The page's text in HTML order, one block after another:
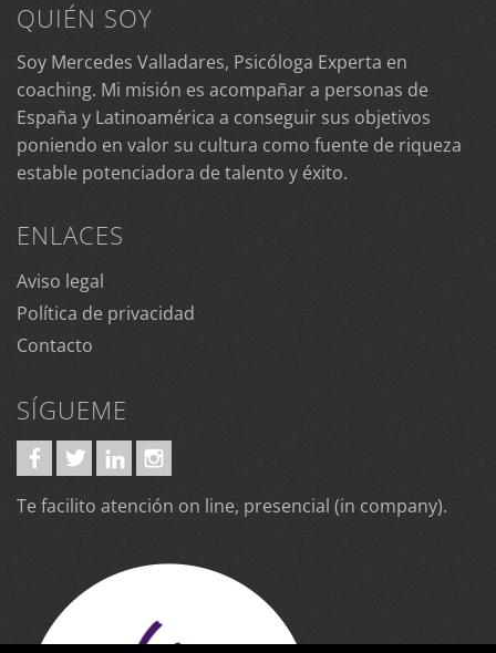
QUIÉN SOY
Soy Mercedes Valladares, Psicóloga Experta en
coaching. Mi misión es acompañar a personas de
España y Latinoamérica a conseguir sus objetivos
poniendo en valor su cultura como fuente de riqueza
estable potenciadora de talento y éxito.
ENLACES
Aviso legal
Política de privacidad
Contacto
SÍGUEME
Te facilito atención on line, presencial (in company).